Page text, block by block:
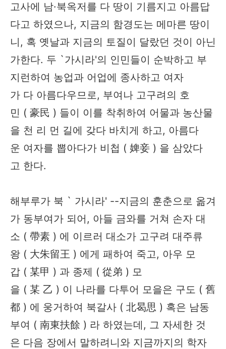
고사에 남·북옥저를 다 땅이 기름지고 아름답
다고 하였으나, 지금의 함경도는 메마른 땅이
니, 혹 옛날과 지금의 토질이 달랐던 것이 아닌
가한다. 두 `가시라'의 인민들이 순박하고 부
지런하여 농업과 어업에 종사하고 여자
가 다 아름다우므로, 부여나 고구려의 호
민 ( 豪民 ) 들이 이를 착취하여 어물과 농산물
을 천 리 먼 길에 갖다 바치게 하고, 아름다
운 여자를 뽑아다가 비첩 ( 婢妾 ) 을 삼았다
고 한다.
해부루가 북 ` 가시라' --지금의 훈춘으로 옮겨
가 동부여가 되어, 아들 금와를 거쳐 손자 대
소 ( 帶素 ) 에 이르러 대소가 고구려 대주류
왕 ( 大朱留王 ) 에게 패하여 죽고, 아우 모
갑 ( 某甲 ) 과 종제 ( 從弟 ) 모
을 ( 某 乙 ) 이 나라를 다투어 모을은 구도 ( 舊
都 ) 에 웅거하여 북갈사 ( 北曷思 ) 혹은 남동
부여 ( 南東扶餘 ) 라 하였는데, 그 자세한 것
은 다음 장에서 말하려니와 지금까지의 학자